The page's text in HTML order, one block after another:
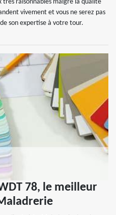
raisonnables malgré la qualité
vivement et vous ne serez pas
son expertise à votre tour.
78, le meilleur